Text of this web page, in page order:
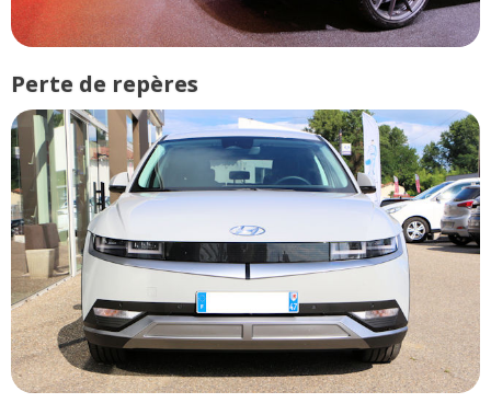
Perte de repères